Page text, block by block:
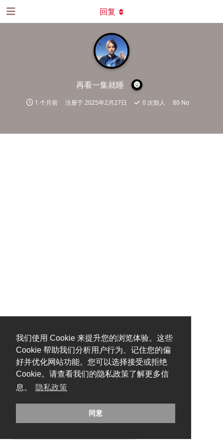
我们使用 Cookie 来提升您的浏览体验。这些
Cookie 帮助我们分析用户行为、记住您的偏
好并优化网站功能。您可以选择接受或拒绝
Cookie。请查看我们的隐私政策了解更多信
息。
隐私政策
同意
再看一集就睡
1 个月前 注册于2025年2月27日 0 次助人 80 No
回复
糟糕，出错啦！请刷新页面重试。